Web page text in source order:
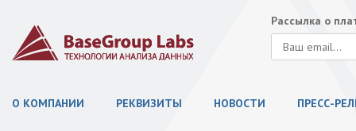
Рассылка о
О КОМПАНИИ РЕКВИЗИТЫ НОВОСТИ ПРЕСС-